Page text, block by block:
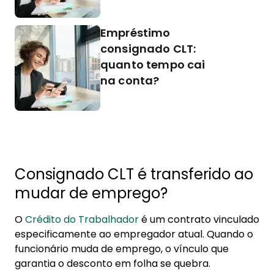
Empréstimo
consignado CLT:
quanto tempo cai
na conta?
Consignado CLT é transferido ao
mudar de emprego?
OCrédito do Trabalhadoré um contrato vinculado
especificamente ao empregador atual. Quando o
funcionário muda de emprego, o vínculo que
garantia o desconto em folha se quebra.